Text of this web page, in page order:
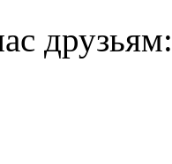
друзьям: